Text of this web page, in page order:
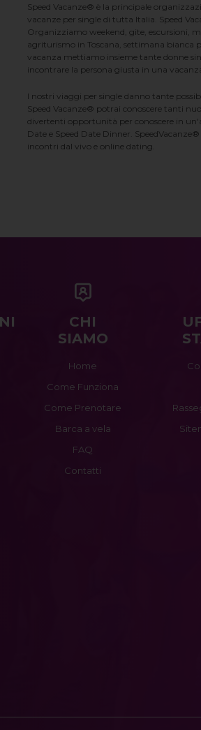
Speed Vacanze® è la principale
vacanze per single di tutta Italia. Speed
Organizziamo weekend, gite, escursioni,
agriturismo in Toscana, settimana bianca
vacanza mettiamo insieme tante donne
incontrare la persona giusta in una
I nostri viaggi per single danno tante
Speed Vacanze® potrai conoscere tanti
divertenti opportunità per conoscere in
Date e Speed Date Dinner.
incontri dal vivo e online dating.
CHI
SIAMO
Home
Come Funziona
Come Prenotare
Barca a vela
FAQ
Contatti